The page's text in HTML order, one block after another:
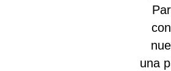
una